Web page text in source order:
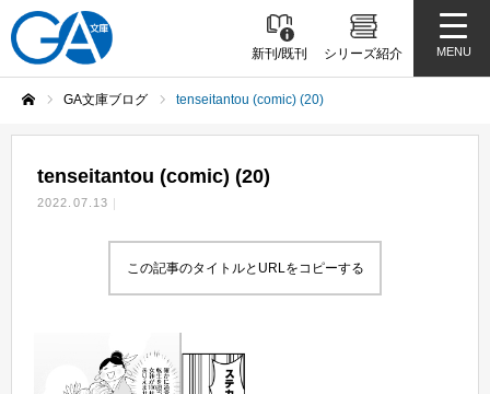
新刊/既刊 シリーズ紹介 MENU
GA文庫ブログ tenseitantou (comic) (20)
tenseitantou (comic) (20)
2022.07.13
この記事のタイトルとURLをコピーする